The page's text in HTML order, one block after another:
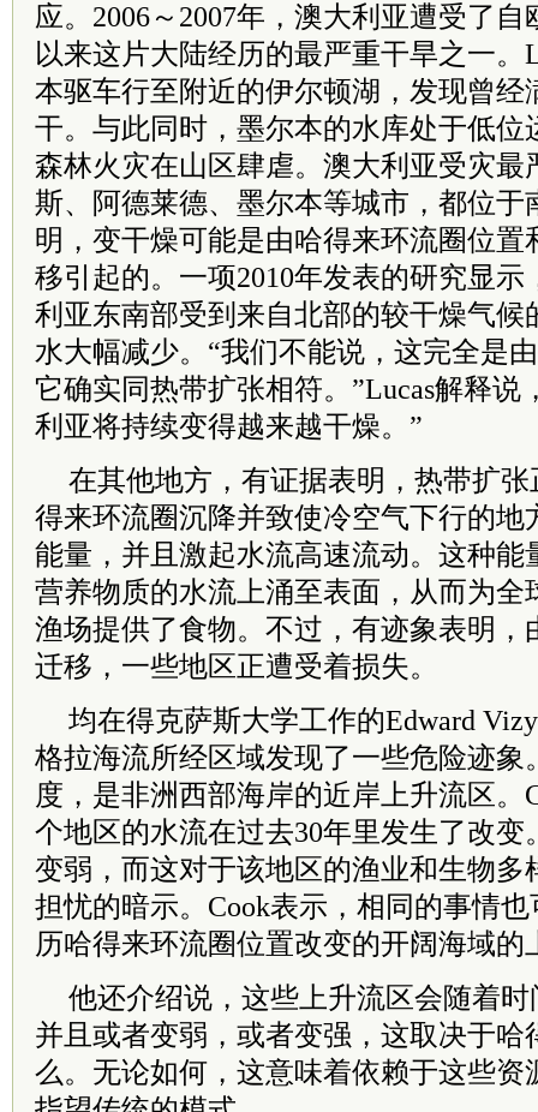
应。2006～2007年，澳大利亚遭受了
以来这片大陆经历的最严重干旱之一。
本驱车行至附近的伊尔顿湖，发现曾经
干。与此同时，墨尔本的水库处于低位
森林火灾在山区肆虐。澳大利亚受灾最
斯、阿德莱德、墨尔本等城市，都位于
明，变干燥可能是由哈得来环流圈位置
移引起的。一项2010年发表的研究显
利亚东南部受到来自北部的较干燥气候
水大幅减少。“我们不能说，这完全是
它确实同热带扩张相符。”Lucas解释说
利亚将持续变得越来越干燥。”
在其他地方，有证据表明，热带扩
得来环流圈沉降并致使冷空气下行的地
能量，并且激起水流高速流动。这种能
营养物质的水流上涌至表面，从而为全
渔场提供了食物。不过，有迹象表明，
迁移，一些地区正遭受着损失。
均在得克萨斯大学工作的Edward
格拉海流所经区域发现了一些危险迹象
度，是非洲西部海岸的近岸上升流区。
个地区的水流在过去30年里发生了改变
变弱，而这对于该地区的渔业和生物多
担忧的暗示。Cook表示，相同的事情
历哈得来环流圈位置改变的开阔海域的
他还介绍说，这些上升流区会随着
并且或者变弱，或者变强，这取决于哈
么。无论如何，这意味着依赖于这些资